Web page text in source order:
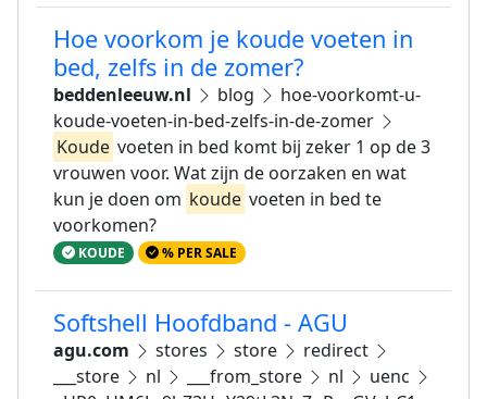
Hoe voorkom je koude voeten in
bed, zelfs in de zomer?
beddenleeuw.nl blog
hoe-voorkomt-u-
koude-voeten-in-bed-zelfs-in-de-zomer
Koude voeten in bed komt bij zeker 1 op de 3
vrouwen voor. Wat zijn de oorzaken en wat
kun je doen om koude voeten in bed te
voorkomen?
KOUDE % PER SALE
Softshell Hoofdband - AGU
agu.com stores store
redirect
___store
nl ___from_store nl
uenc